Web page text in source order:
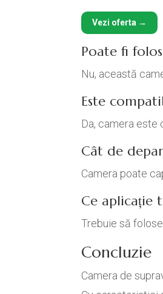
Vezi oferta →
Poate fi
Nu, această
Este
Da, camera este
Cât de
Camera poate
Ce aplicație
Trebuie să
Concluzie
Camera de